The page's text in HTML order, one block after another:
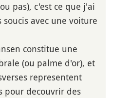
pas), c'est ce que j'ai
avec une voiture
constitue une
(ou palme d'or), et
representent
pour decouvrir des